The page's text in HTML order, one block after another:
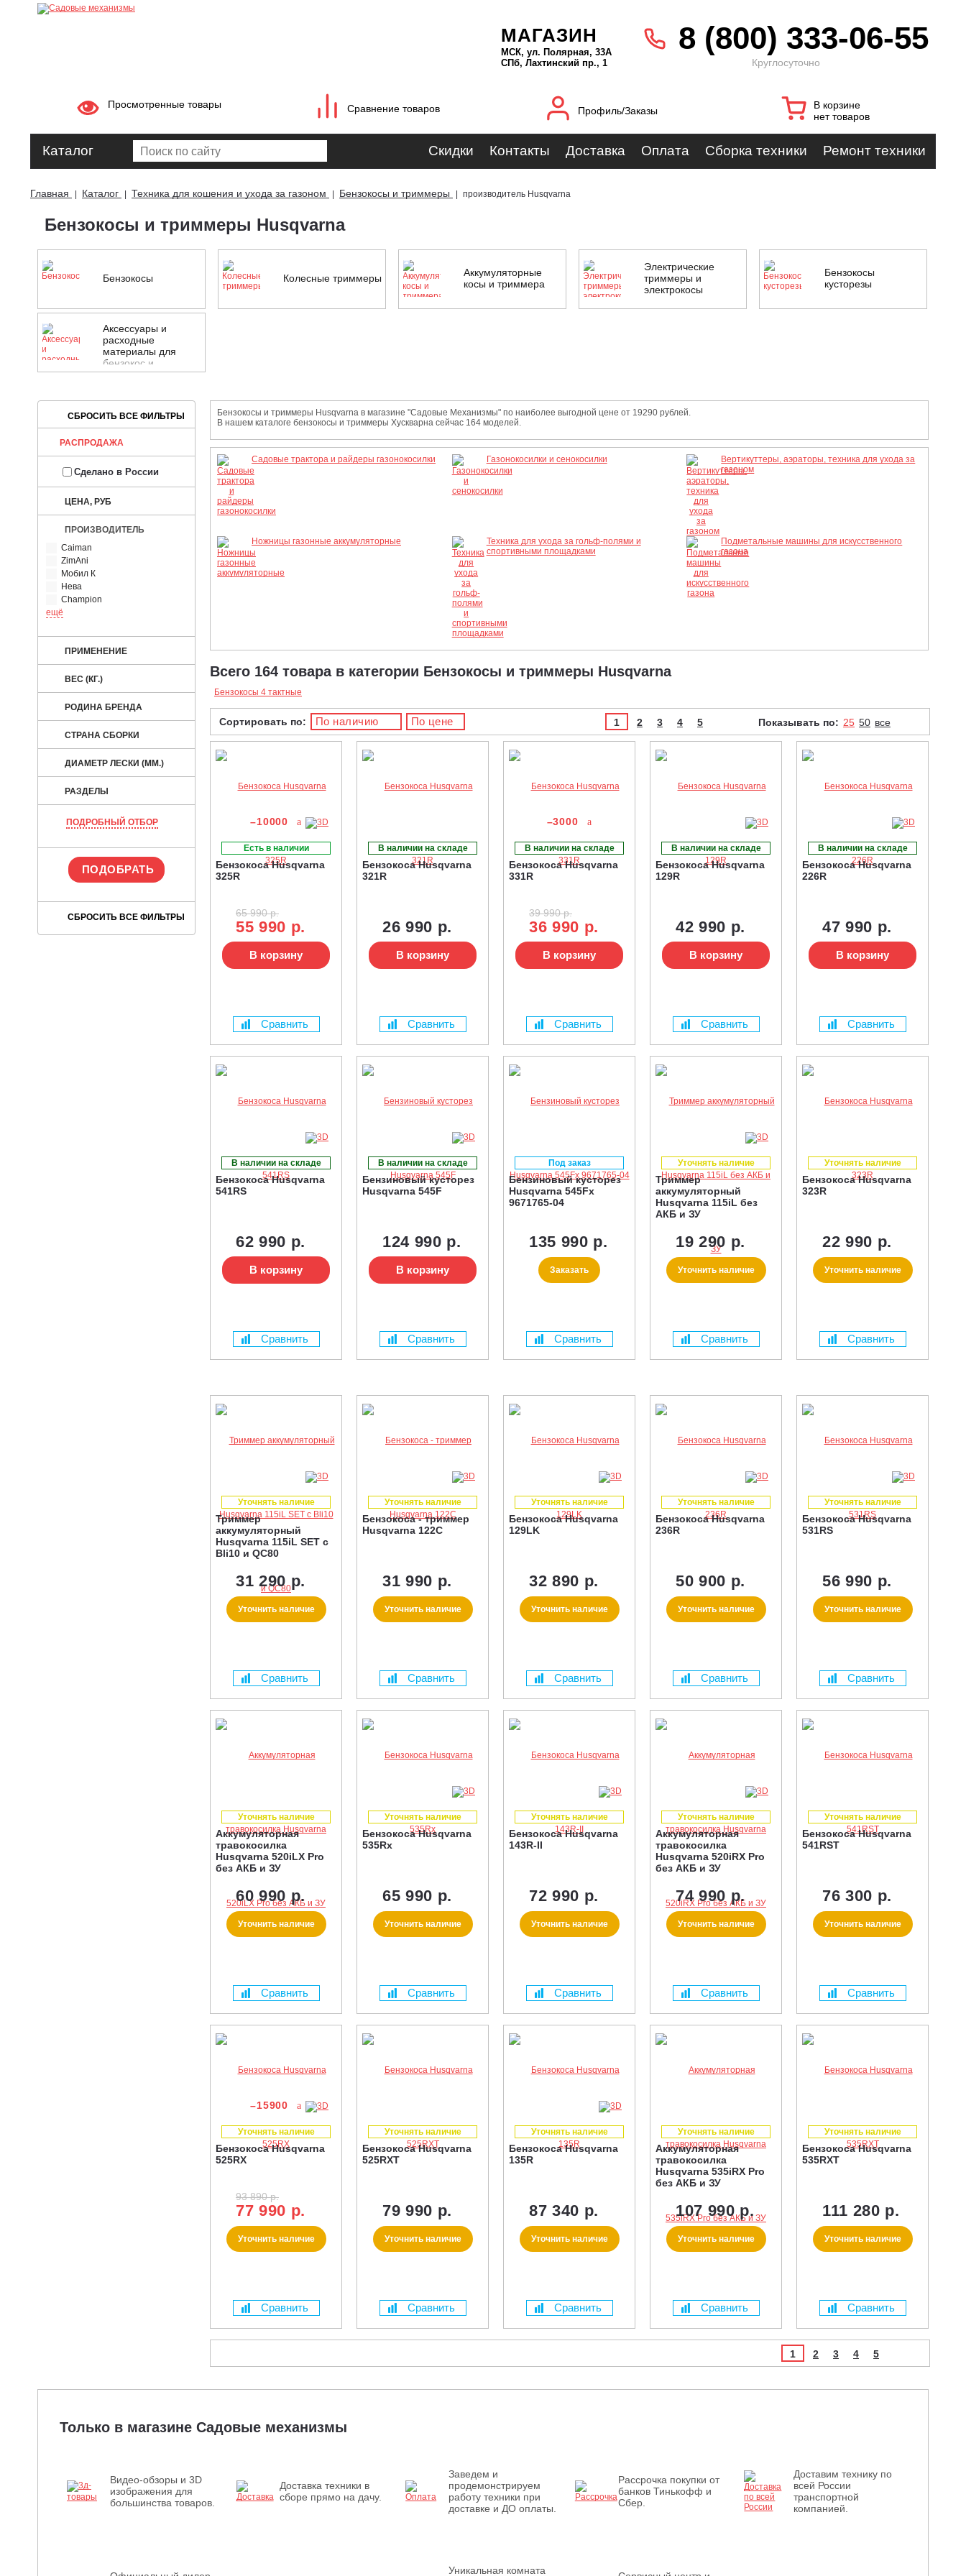
МАГАЗИН
МСК, ул. Полярная, 33А
СПб, Лахтинский пр., 1
8 (800) 333-06-55
Круглосуточно
Просмотренные товары Сравнение товаров Профиль/Заказы
В корзине
нет товаров
Каталог Скидки Контакты Доставка Оплата Сборка техники Ремонт техники
Главная Каталог Техника для кошения и ухода за газоном Бензокосы и триммеры производитель Husqvarna
Бензокосы и триммеры Husqvarna
Бензокосы Колесные триммеры
Аккумуляторные
косы и триммера
Электрические
триммеры и
электрокосы
Бензокосы
кусторезы
Аксессуары и
расходные
материалы для
бензокос и
триммеров
РАСПРОДАЖА
Сделано в России
ЦЕНА, РУБ
ПРОИЗВОДИТЕЛЬ
Caiman
ZimAni
Мобил К
Нева
Champion
ещё
ПРИМЕНЕНИЕ
ВЕС (КГ.)
РОДИНА БРЕНДА
СТРАНА СБОРКИ
ДИАМЕТР ЛЕСКИ (ММ.)
РАЗДЕЛЫ
ПОДРОБНЫЙ ОТБОР
Бензокосы и триммеры Husqvarna в магазине "Садовые Механизмы" по наиболее выгодной цене от 19290 рублей.
В нашем каталоге бензокосы и триммеры Хускварна сейчас 164 моделей.
Садовые трактора и райдеры газонокосилки Газонокосилки и сенокосилки
Вертикуттеры, аэраторы, техника для ухода за
газоном
Ножницы газонные аккумуляторные
Техника для ухода за гольф-полями и
спортивными площадками
Подметальные машины для искусственного
газона
Всего 164 товара в категории Бензокосы и триммеры Husqvarna
Бензокосы 4 тактные
Сортировать по: По наличию По цене Показывать по: 25 50 все
1 2 3 4 5
–10000
Есть в наличии
Бензокоса Husqvarna
325R
65 990 р.
55 990 р.
В корзину
Сравнить
В наличии на складе
Бензокоса Husqvarna
321R
26 990 р.
В корзину
Сравнить
–3000
В наличии на складе
Бензокоса Husqvarna
331R
39 990 р.
36 990 р.
В корзину
Сравнить
В наличии на складе
Бензокоса Husqvarna
129R
42 990 р.
В корзину
Сравнить
В наличии на складе
Бензокоса Husqvarna
226R
47 990 р.
В корзину
Сравнить
В наличии на складе
Бензокоса Husqvarna
541RS
62 990 р.
В корзину
Сравнить
В наличии на складе
Бензиновый кусторез
Husqvarna 545F
124 990 р.
В корзину
Сравнить
Под заказ
Бензиновый кусторез
Husqvarna 545Fx
9671765-04
135 990 р.
Заказать
Сравнить
Уточнять наличие
Триммер
аккумуляторный
Husqvarna 115iL без
АКБ и ЗУ
19 290 р.
Уточнить наличие
Сравнить
Уточнять наличие
Бензокоса Husqvarna
323R
22 990 р.
Уточнить наличие
Сравнить
Уточнять наличие
Триммер
аккумуляторный
Husqvarna 115iL SET с
Bli10 и QC80
31 290 р.
Уточнить наличие
Сравнить
Уточнять наличие
Бензокоса - триммер
Husqvarna 122C
31 990 р.
Уточнить наличие
Сравнить
Уточнять наличие
Бензокоса Husqvarna
129LK
32 890 р.
Уточнить наличие
Сравнить
Уточнять наличие
Бензокоса Husqvarna
236R
50 900 р.
Уточнить наличие
Сравнить
Уточнять наличие
Бензокоса Husqvarna
531RS
56 990 р.
Уточнить наличие
Сравнить
Уточнять наличие
Аккумуляторная
травокосилка
Husqvarna 520iLX Pro
без АКБ и ЗУ
60 990 р.
Уточнить наличие
Сравнить
Уточнять наличие
Бензокоса Husqvarna
535Rx
65 990 р.
Уточнить наличие
Сравнить
Уточнять наличие
Бензокоса Husqvarna
143R-II
72 990 р.
Уточнить наличие
Сравнить
Уточнять наличие
Аккумуляторная
травокосилка
Husqvarna 520iRX Pro
без АКБ и ЗУ
74 990 р.
Уточнить наличие
Сравнить
Уточнять наличие
Бензокоса Husqvarna
541RST
76 300 р.
Уточнить наличие
Сравнить
–15900
Уточнять наличие
Бензокоса Husqvarna
525RX
93 890 р.
77 990 р.
Уточнить наличие
Сравнить
Уточнять наличие
Бензокоса Husqvarna
525RXT
79 990 р.
Уточнить наличие
Сравнить
Уточнять наличие
Бензокоса Husqvarna
135R
87 340 р.
Уточнить наличие
Сравнить
Уточнять наличие
Аккумуляторная
травокосилка
Husqvarna 535iRX Pro
без АКБ и ЗУ
107 990 р.
Уточнить наличие
Сравнить
Уточнять наличие
Бензокоса Husqvarna
535RXT
111 280 р.
Уточнить наличие
Сравнить
1 2 3 4 5
Только в магазине Садовые механизмы
Видео-обзоры и 3D
изображения для
большинства товаров.
Доставка техники в
сборе прямо на дачу.
Заведем и
продемонстрируем
работу техники при
доставке и ДО оплаты.
Рассрочка покупки от
банков Тинькофф и
Сбер.
Доставим технику по
всей России
транспортной
компанией.
Уникальная комната